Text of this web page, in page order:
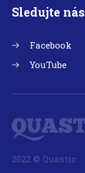
Sledujte nás
Facebook
YouTube
2022 © Quastic